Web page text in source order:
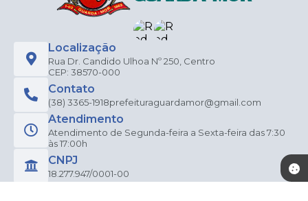
Localização
Rua Dr. Candido Ulhoa Nº 250, Centro
CEP: 38570-000
Contato
(38) 3365-1918prefeituraguardamor@gmail.com
Atendimento
Atendimento de Segunda-feira a Sexta-feira das 7:30
às 17:00h
CNPJ
18.277.947/0001-00